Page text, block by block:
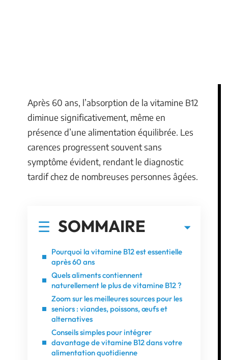
Après 60 ans, l’absorption de la vitamine B12
diminue significativement, même en
présence d’une alimentation équilibrée. Les
carences progressent souvent sans
symptôme évident, rendant le diagnostic
tardif chez de nombreuses personnes âgées.
SOMMAIRE
Pourquoi la vitamine B12 est essentielle
après 60 ans
Quels aliments contiennent
naturellement le plus de vitamine B12 ?
Zoom sur les meilleures sources pour les
seniors : viandes, poissons, œufs et
alternatives
Conseils simples pour intégrer
davantage de vitamine B12 dans votre
alimentation quotidienne